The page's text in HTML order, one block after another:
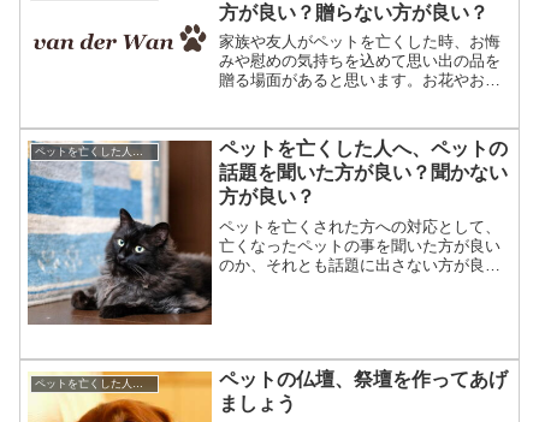
方が良い？贈らない方が良い？
家族や友人がペットを亡くした時、お悔
みや慰めの気持ちを込めて思い出の品を
贈る場面があると思います。お花やお線
受けるのは、写真を使ったオーダーメイ
ド商品をプレゼントしたい...
ペットを亡くした人への対応,言葉,贈り物
ペットを亡くした人へ、ペットの
話題を聞いた方が良い？聞かない
方が良い？
ペットを亡くされた方への対応として、
亡くなったペットの事を聞いた方が良い
のか、それとも話題に出さない方が良い
ペットの仏壇、祭壇を作ってあげ
ましょう